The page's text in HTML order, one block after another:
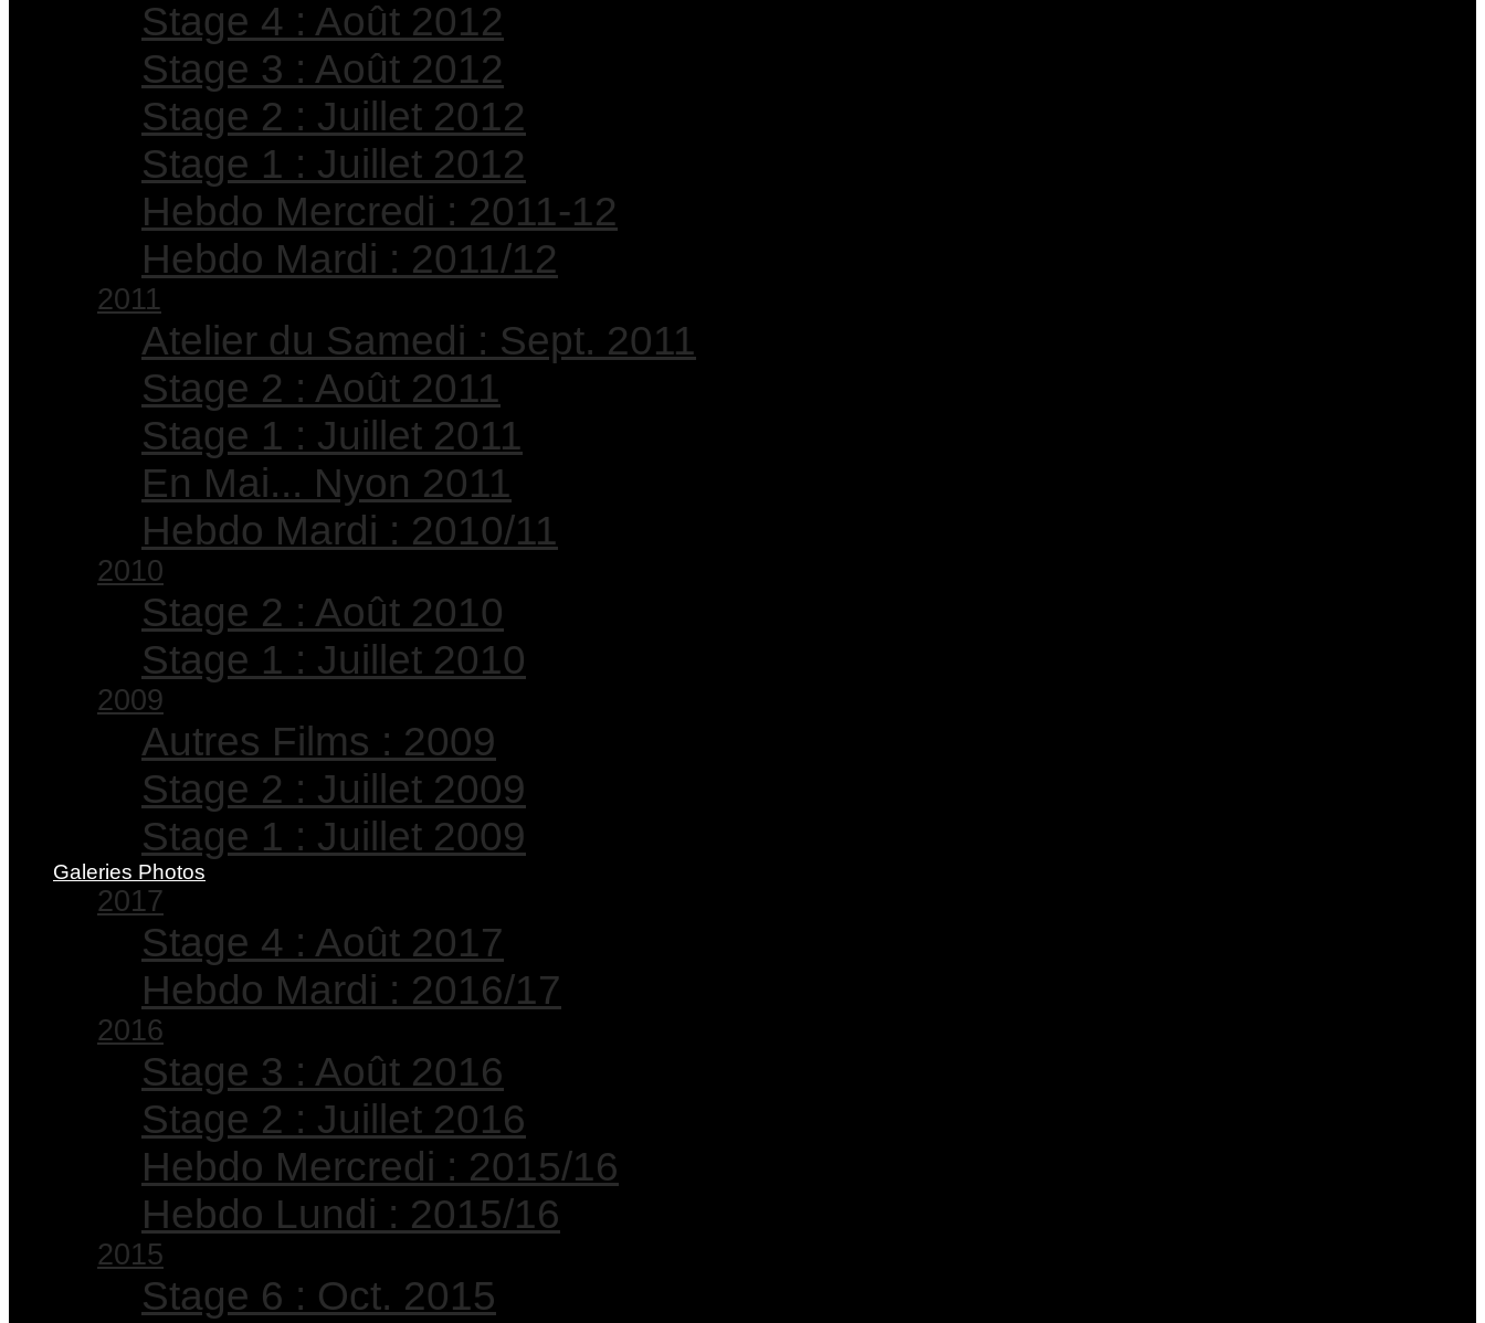
Stage 4 : Août 2012
Stage 3 : Août 2012
Stage 2 : Juillet 2012
Stage 1 : Juillet 2012
Hebdo Mercredi : 2011-12
Hebdo Mardi : 2011/12
2011
Atelier du Samedi : Sept. 2011
Stage 2 : Août 2011
Stage 1 : Juillet 2011
En Mai... Nyon 2011
Hebdo Mardi : 2010/11
2010
Stage 2 : Août 2010
Stage 1 : Juillet 2010
2009
Autres Films : 2009
Stage 2 : Juillet 2009
Stage 1 : Juillet 2009
Galeries Photos
2017
Stage 4 : Août 2017
Hebdo Mardi : 2016/17
2016
Stage 3 : Août 2016
Stage 2 : Juillet 2016
Hebdo Mercredi : 2015/16
Hebdo Lundi : 2015/16
2015
Stage 6 : Oct. 2015